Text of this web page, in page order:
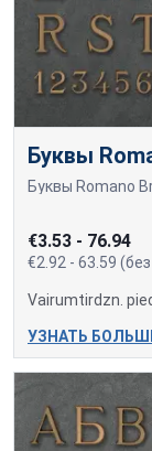
Буквы
Буквы Romano
€3.53 - 76.94
€2.92 - 63.59
Vairumtirdzn.
УЗНАТЬ